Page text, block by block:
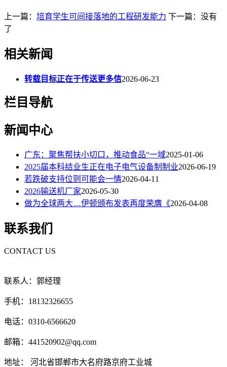
上一篇： 培育学生可间接落地的工程研发能力 下一篇：没有
了
相关新闻
转载目标正在于传送更多信2026-06-23
栏目导航
新闻中心
广东：聚焦帮扶小切口，推动食品“一域2025-01-06
2025届本科结业生正在电子电气设备制制业2026-06-19
若跌破支持位则可能会一情2026-04-11
2026输送机厂家2026-05-30
做为全球两大…伊顿颁布发表再度荣膺《2026-04-08
联系我们
CONTACT US
联系人：郭经理
手机：18132326655
电话：0310-6566620
邮箱：441520902@qq.com
地址： 河北省邯郸市大名府路京府工业城